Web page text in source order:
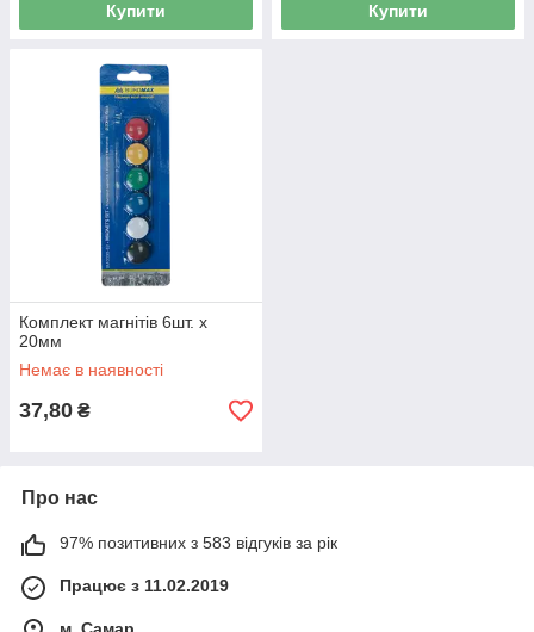
Купити Купити
Комплект магнітів 6шт. х
20мм
Немає в наявності
37,80 ₴
Про нас
97% позитивних з 583 відгуків за рік
Працює з 11.02.2019